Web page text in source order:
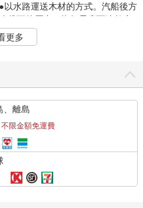
水路運送木材的方式。汽船後方
伐下的原木，拖行長度可達數十
在柵欄旁護送。）到大批浮木到
拖運時從柵欄中脫落。它們漂流
端，拖進湖面，以相同方式運回
果無人回收，這些原木就將持續
僱用印第安人，讓他們從營地過
，再以楔子把每段劈得更細，堆
拿大所使用的木材計量單位：長
木材堆。）木材，以及燒火用的
到湖邊。有四根巨大的山毛櫸原
把鋸子柄掛上樹枝。迪克將三把
更多
、離島
不限金額免運費